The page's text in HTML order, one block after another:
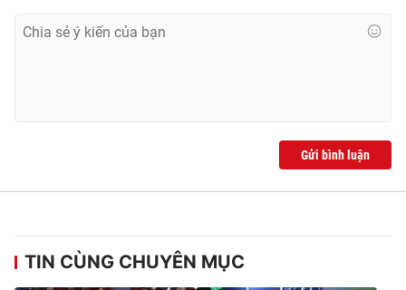
Gửi bình luận
TIN CÙNG CHUYÊN MỤC